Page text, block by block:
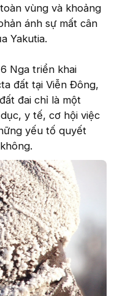
vùng và khoảng
ánh sự mất cân
Yakutia.
Nga triển khai
đất tại Viễn Đông,
đai chỉ là một
y tế, cơ hội việc
yếu tố quyết